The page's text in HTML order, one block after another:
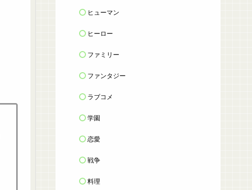
ヒューマン
ヒーロー
ファミリー
ファンタジー
ラブコメ
学園
恋愛
戦争
料理